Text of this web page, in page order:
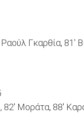
Γκαρθία, 81'
82' Μοράτα, 88'